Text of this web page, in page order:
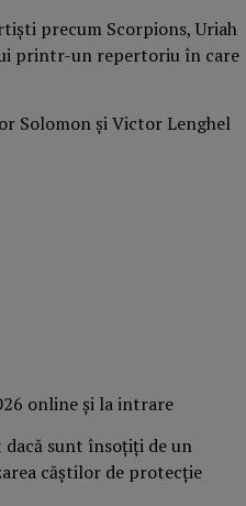
precum Scorpions, Uriah
printr-un repertoriu în care
Solomon și Victor Lenghel
online și la intrare
sunt însoțiți de un
căștilor de protecție